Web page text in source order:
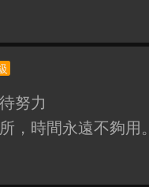
努力
，時間永遠不夠用。